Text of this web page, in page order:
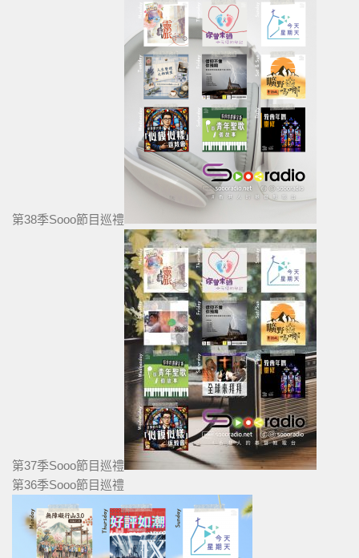
第38季Sooo節目巡禮
第37季Sooo節目巡禮
第36季Sooo節目巡禮